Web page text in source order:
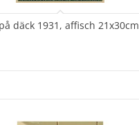
däck 1931, affisch 21x30cm